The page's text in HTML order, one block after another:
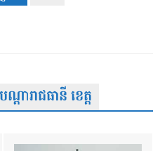
ារាជធានី ខេត្ត